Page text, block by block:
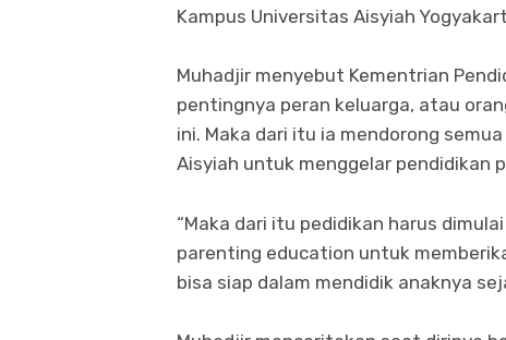
Kampus Universitas Aisyiah
Muhadjir menyebut Kementrian
pentingnya peran keluarga, atau
ini. Maka dari itu ia mendorong
Aisyiah untuk menggelar pendidikan
“Maka dari itu pedidikan harus
parenting education untuk
bisa siap dalam mendidik anaknya